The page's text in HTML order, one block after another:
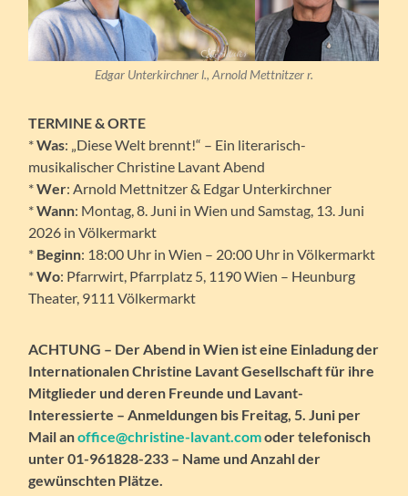
Edgar Unterkirchner l., Arnold Mettnitzer r.
TERMINE & ORTE
*Was: „Diese Welt brennt!“ – Ein literarisch-
musikalischer Christine Lavant Abend
*Wer: Arnold Mettnitzer & Edgar Unterkirchner
*Wann: Montag, 8. Juni in Wien und Samstag, 13. Juni
2026 in Völkermarkt
* Beginn: 18:00 Uhr in Wien – 20:00 Uhr in Völkermarkt
*Wo: Pfarrwirt, Pfarrplatz 5, 1190 Wien – Heunburg
Theater, 9111 Völkermarkt
ACHTUNG – Der Abend in Wien ist eine Einladung der
Internationalen Christine Lavant Gesellschaft für ihre
Mitglieder und deren Freunde und Lavant-
Interessierte – Anmeldungen bis Freitag, 5. Juni per
Mail anoffice@christine-lavant.comoder telefonisch
unter 01-961828-233 – Name und Anzahl der
gewünschten Plätze.